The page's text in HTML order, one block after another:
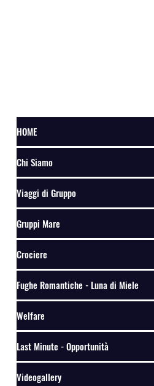
HOME
Chi Siamo
Viaggi di Gruppo
Gruppi Mare
Crociere
Fughe Romantiche - Luna di Miele
Welfare
Last Minute - Opportunità
Videogallery